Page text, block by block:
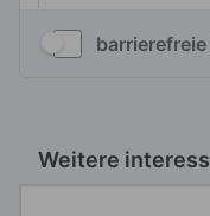
Weitere